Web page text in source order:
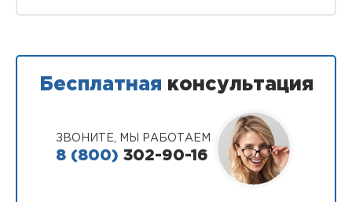
Бесплатная консультация
ЗВОНИТЕ, МЫ РАБОТАЕМ
8 (800) 302-90-16